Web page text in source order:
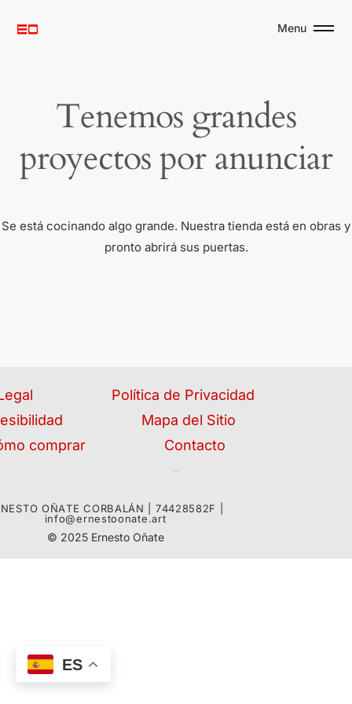
Menu
Tenemos grandes
proyectos por anunciar
Se está cocinando algo grande. Nuestra tienda está en obras y
pronto abrirá sus puertas.
Política de Privacidad
Mapa del Sitio
comprar
Contacto
OÑATE CORBALÁN | 74428582F |
info@ernestoonate.art
© 2025 Ernesto Oñate
ES